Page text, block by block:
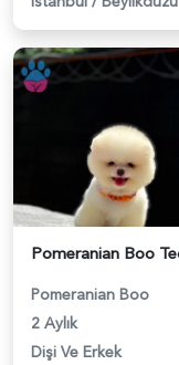
Pomeranian Boo
2 Aylık
Dişi Ve Erkek